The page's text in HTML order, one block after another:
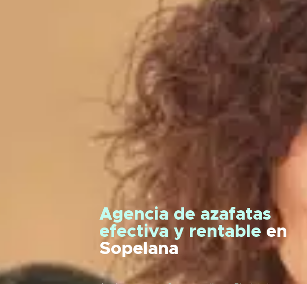
Agencia de azafatas
efectiva y rentable en
Sopelana